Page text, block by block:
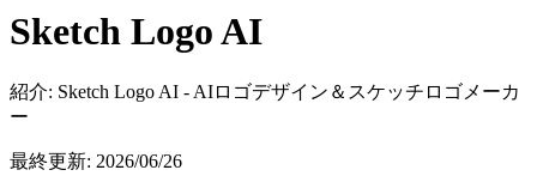
Sketch Logo AI
紹介: Sketch Logo AI - AIロゴデザイン＆スケッチロゴメーカ
ー
最終更新: 2026/06/26